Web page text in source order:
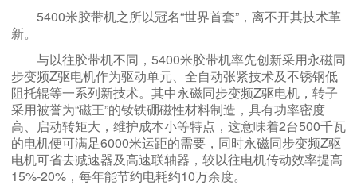
5400米胶带机之所以冠名“世界首套”，离不开其技术革
新。
与以往胶带机不同，5400米胶带机率先创新采用永磁同
步变频Z驱电机作为驱动单元、全自动张紧技术及不锈钢低
阻托辊等一系列新技术。其中永磁同步变频Z驱电机，转子
采用被誉为“磁王”的钕铁硼磁性材料制造，具有功率密度
高、启动转矩大，维护成本小等特点，这意味着2台500千瓦
的电机便可满足6000米运距的需要，同时永磁同步变频Z驱
电机可省去减速器及高速联轴器，较以往电机传动效率提高
15%-20%，每年能节约电耗约10万余度。